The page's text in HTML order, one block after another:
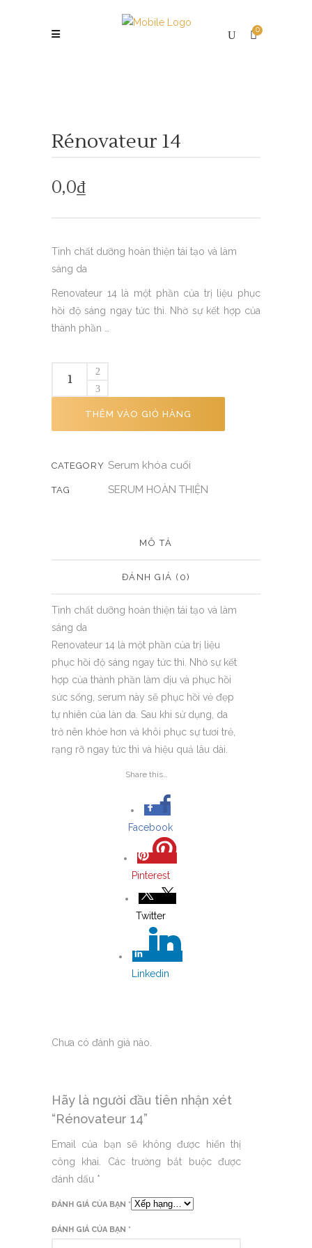
0
Rénovateur 14
0,0₫
Tinh chất dưỡng hoàn thiện tái tạo và làm
sáng da
Renovateur 14 là một phần của trị liệu phục
hồi độ sáng ngay tức thì. Nhờ sự kết hợp của
thành phần …
THÊM VÀO GIỎ HÀNG
CATEGORY Serum khóa cuối
TAG SERUM HOÀN THIỆN
MÔ TẢ
ĐÁNH GIÁ (0)
Tinh chất dưỡng hoàn thiện tái tạo và làm
sáng da
Renovateur 14 là một phần của trị liệu
phục hồi độ sáng ngay tức thì. Nhờ sự kết
hợp của thành phần làm dịu và phục hồi
sức sống, serum này sẽ phục hồi vẻ đẹp
tự nhiên của làn da. Sau khi sử dụng, da
trở nên khỏe hơn và khôi phục sự tươi trẻ,
rạng rỡ ngay tức thì và hiệu quả lâu dài.
Share this…
Facebook
Pinterest
Twitter
Linkedin
Chưa có đánh giá nào.
Hãy là người đầu tiên nhận xét
“Rénovateur 14”
Email của bạn sẽ không được hiển thị
công khai.
Các trường bắt buộc được
đánh dấu *
ĐÁNH GIÁ CỦA BẠN *
ĐÁNH GIÁ CỦA BẠN *